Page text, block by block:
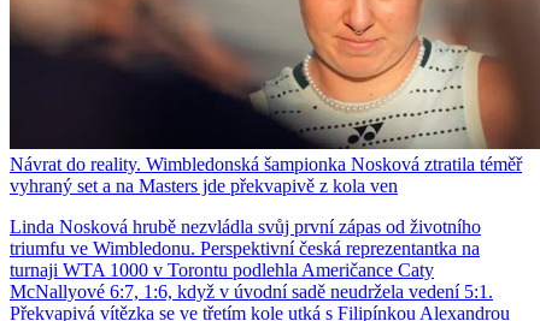
Návrat do reality. Wimbledonská šampionka Nosková ztratila téměř
vyhraný set a na Masters jde překvapivě z kola ven
Linda Nosková hrubě nezvládla svůj první zápas od životního
triumfu ve Wimbledonu. Perspektivní česká reprezentantka na
turnaji WTA 1000 v Torontu podlehla Američance Caty
McNallyové 6:7, 1:6, když v úvodní sadě neudržela vedení 5:1.
Překvapivá vítězka se ve třetím kole utká s Filipínkou Alexandrou